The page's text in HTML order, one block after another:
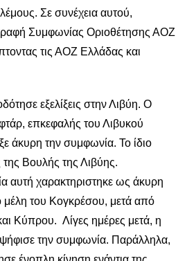
Σε συνέχεια αυτού,
Συμφωνίας Οριοθέτησης ΑΟΖ
τις ΑΟΖ Ελλάδας και
εξελίξεις στην Λιβύη. Ο
επκεφαλής του Λιβυκού
άκυρη την συμφωνία. Το ίδιο
Βουλής της Λιβύης.
αυτή χαρακτηριστηκε ως άκυρη
μέλη του Κογκρέσου, μετά από
Κύπρου. Λίγες ημέρες μετά, η
την συμφωνία. Παράλληλα,